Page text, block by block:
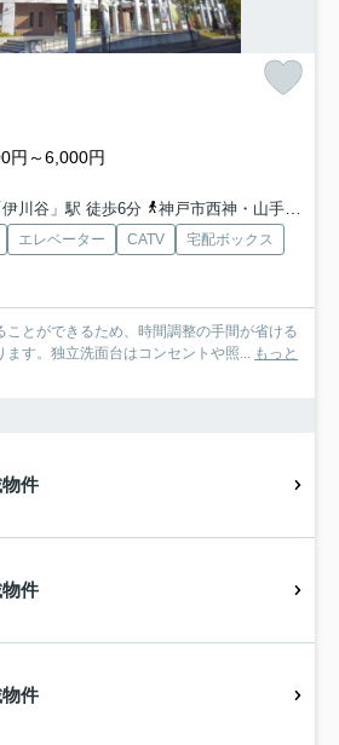
円～6,000円
川谷」駅 徒歩6分
神戸市西神・山手線「学園都市」駅 徒歩22分
エレベーター CATV
宅配ボックス
ことができるため、時間調整の手間が省ける
す。独立洗面台はコンセントや照...
もっと
件
件
件